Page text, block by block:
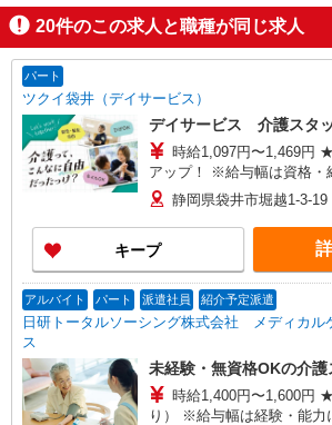
20件のこの求人と職種が同じ求人
パート
ツクイ袋井（デイサービス）
デイサービス 介護スタッ
時給1,097円〜1,469円 ★土日祝日は時給100円
アップ！ ※給与幅は資格・
静岡県袋井市堀越1-3-19
キープ
アルバイト パート 派遣社員 紹介予定派遣
日研トータルソーシング株式会社 メディカル
ス
未経験・無資格OKの介護
時給1,400円〜1,600円
り） ※給与幅は経験・能